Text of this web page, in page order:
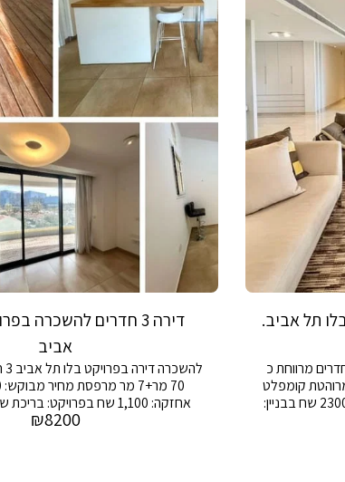
תל אביב.
דירה בפרוייקט בלו תל אביב 3 חדרים מרווחת כ
מעוצבת ומרוהטת קומפלט
מחיר מבוקש: 20,000 ש״ח דמי אחזקה: 2300 שח בבניין:
24/7
דירה 3 חדרים להשכרה
אביב
אחזקה: 1,100 שח
ספא, מגרש טניס ושמירה 24/7
₪8200